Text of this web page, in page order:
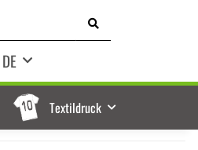
DE
Textildruck